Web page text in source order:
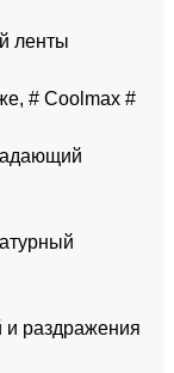
ленты
# Coolmax #
и раздражения